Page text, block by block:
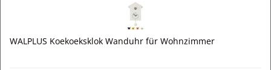
WALPLUS Koekoeksklok Wanduhr für Wohnzimmer